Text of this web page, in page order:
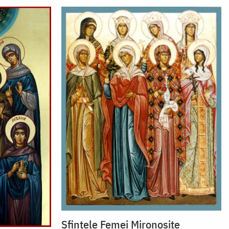
Sfintele Femei Mironosițe